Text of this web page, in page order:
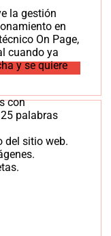
la gestión
en
On Page,
cuando ya
y se quiere
con
palabras
del sitio web.